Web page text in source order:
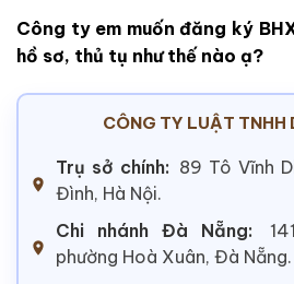
Công ty em muốn đăng ký
hồ sơ, thủ tụ như thế nào ạ?
CÔNG TY LUẬT TNHH
Trụ sở chính: 89 Tô Vĩnh
Đình, Hà Nội.
Chi nhánh Đà Nẵng:
phường Hoà Xuân, Đà Nẵng.